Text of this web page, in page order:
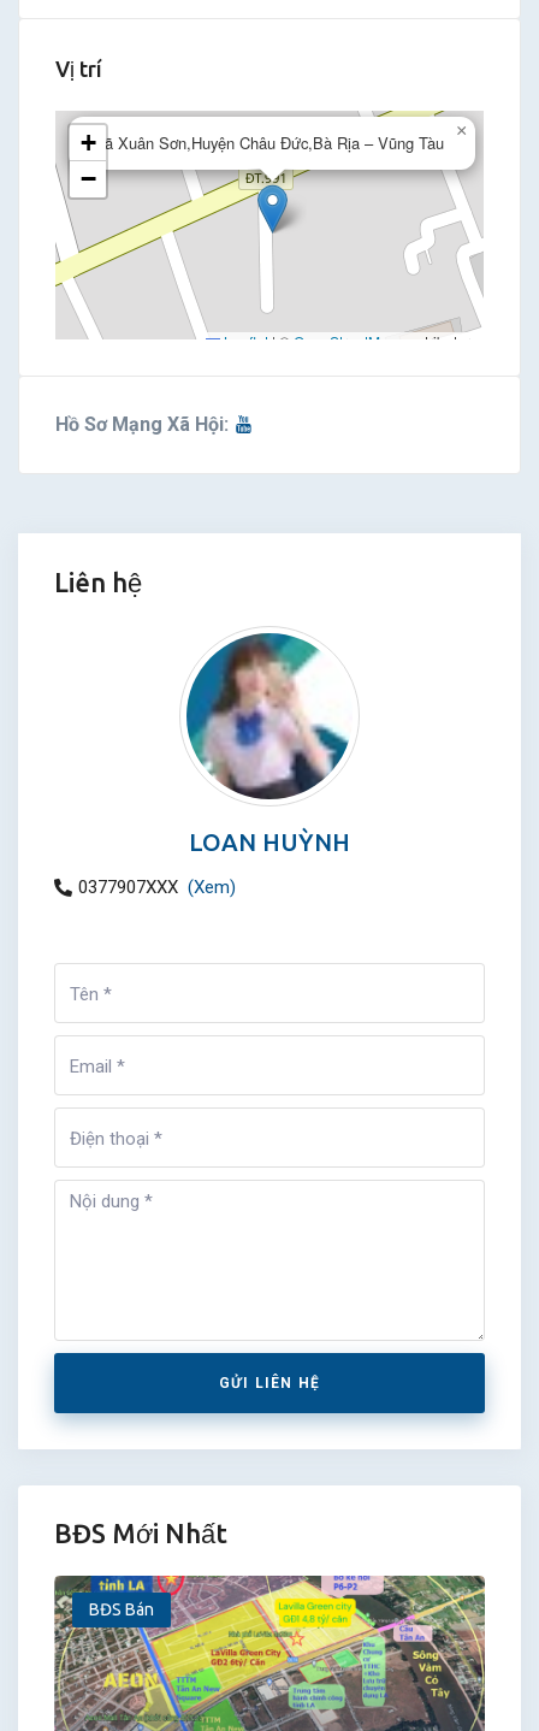
Vị trí
Xã Xuân Sơn,Huyện Châu Đức,Bà Rịa – Vũng Tàu
×
+
−
Leaflet | © OpenStreetMap contributors
Hồ Sơ Mạng Xã Hội:
Liên hệ
LOAN HUỲNH
0377907XXX (Xem)
GỬI LIÊN HỆ
BĐS Mới Nhất
BĐS Bán